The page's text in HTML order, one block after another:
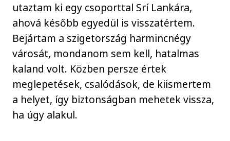
utaztam ki egy csoporttal Srí Lankára,
ahová később egyedül is visszatértem.
Bejártam a szigetország harmincnégy
városát, mondanom sem kell, hatalmas
kaland volt. Közben persze értek
meglepetések, csalódások, de kiismertem
a helyet, így biztonságban mehetek vissza,
ha úgy alakul.